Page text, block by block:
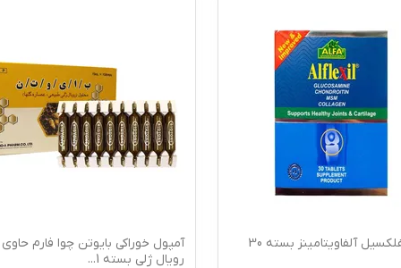
قرص آلفلکسیل آلفاویتامینز بسته 30
آمپول خوراکی بایوتن چوا فارم حاوی
رویال ژلی بسته 1 ...